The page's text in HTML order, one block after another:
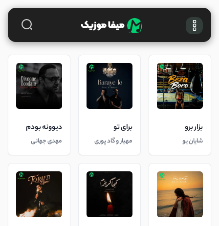
بزار برو
شایان یو
برای تو
مهیار و گاد پوری
دیوونه بودم
مهدی جهانی